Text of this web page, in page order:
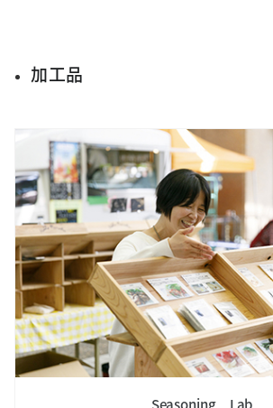
サイト内検索
加工品
Seasoning Lab